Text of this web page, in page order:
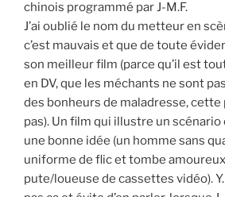
chinois programmé par J-M.F.
J’ai oublié le nom du metteur en
c’est mauvais et que de toute
son meilleur film (parce qu’il est
en DV, que les méchants ne sont
des bonheurs de maladresse,
pas). Un film qui illustre un
une bonne idée (un homme sans
uniforme de flic et tombe amoureux
pute/loueuse de cassettes vidéo).